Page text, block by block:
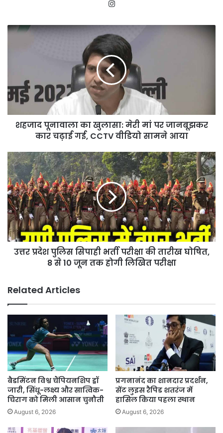
शहजाद
पर
जानबूझकर
कार
चढ़ाई
वीडियो
सामने
आया
शहजाद पूनावाला का खुलासा: मेरी मां पर जानबूझकर
कार चढ़ाई गई, CCTV वीडियो सामने आया
उत्तर
प्रदेश
पुलिस
सिपाही
भर्ती
परीक्षा
की
तारीख
घोषित,
तक
होगी
लिखित
परीक्षा
उत्तर प्रदेश पुलिस सिपाही भर्ती परीक्षा की तारीख घोषित,
8 से 10 जून तक होगी लिखित परीक्षा
Related Articles
बैडमिंटन विश्व चैंपियनशिप ड्रॉ
जारी, सिंधू-लक्ष्य और सात्विक-
चिराग को मिली आसान चुनौती
August 6, 2026
प्रगनानंद का शानदार प्रदर्शन,
सेंट लुइस रैपिड शतरंज में
हासिल किया पहला स्थान
August 6, 2026